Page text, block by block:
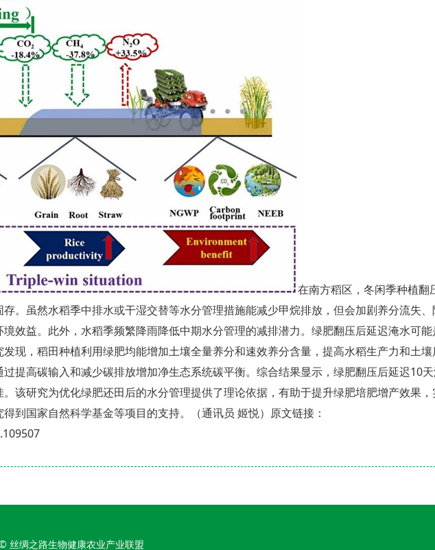
在南方稻区，冬闲季种植翻
。虽然水稻季中排水或干湿交替等水分管理措施能减少甲烷排放，但会加剧养分流失
效益。此外，水稻季频繁降雨降低中期水分管理的减排潜力。绿肥翻压后延迟淹水可
现，稻田种植利用绿肥均能增加土壤全量养分和速效养分含量，提高水稻生产力和土
提高碳输入和减少碳排放增加净生态系统碳平衡。综合结果显示，绿肥翻压后延迟10
该研究为优化绿肥还田后的水分管理提供了理论依据，有助于提升绿肥培肥增产效果
到国家自然科学基金等项目的支持。（通讯员 姬悦）原文链接：
丝绸之路生物健康农业产业联盟